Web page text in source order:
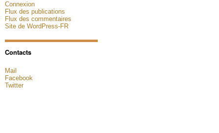
Connexion
Flux des publications
Flux des commentaires
Site de WordPress-FR
Contacts
Mail
Facebook
Twitter